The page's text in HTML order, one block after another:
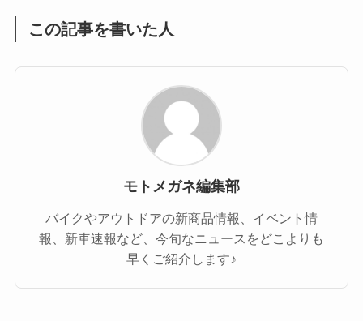
この記事を書いた人
モトメガネ編集部
バイクやアウトドアの新商品情報、イベント情
報、新車速報など、今旬なニュースをどこよりも
早くご紹介します♪